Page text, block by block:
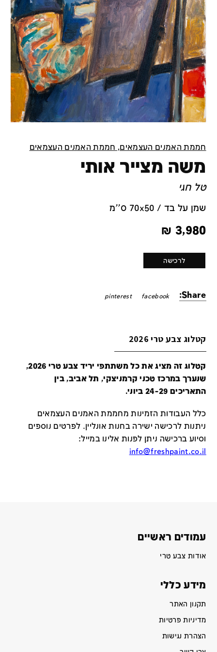
חממת האמנים העצמאים, חממת האמנים העצמאים
משה מצייר אותי
טל חגי
שמן על בד / 70x50 ס''מ
3,980
₪
לרכישה
Share:
facebook
pinterest
קטלוג צבע טרי 2026
קטלוג זה מציג את כל משתתפי יריד צבע טרי 2026,
שנערך במרכז טכני קרמניצקי, תל אביב, בין
התאריכים 24-29 ביוני.
כלל העבודות הזמינות מחממת האמנים העצמאים
ניתנות לרכישה ישירה בחנות אונליין. לפרטים נוספים
וסיוע ברכישה ניתן לפנות אלינו במייל:
info@freshpaint.co.il
עמודים ראשיים
אודות צבע טרי
מידע כללי
תקנון האתר
מדיניות פרטיות
הצהרת נגישות